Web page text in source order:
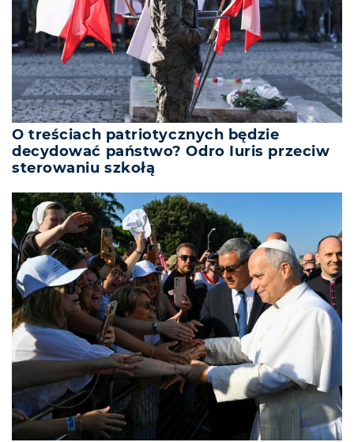
O treściach patriotycznych będzie
decydować państwo? Odro Iuris przeciw
sterowaniu szkołą